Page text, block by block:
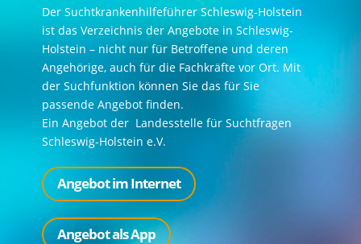
Der Suchtkrankenhilfeführer Schleswig-Holstein
ist das Verzeichnis der Angebote in Schleswig-
Holstein – nicht nur für Betroffene und deren
Angehörige, auch für die Fachkräfte vor Ort. Mit
der Suchfunktion können Sie das für Sie
passende Angebot finden.
Ein Angebot der Landesstelle für Suchtfragen
Schleswig-Holstein e.V.
Angebot im Internet
Angebot als App